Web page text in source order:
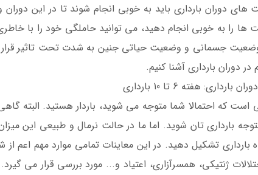
دوران بارداری باید به خوبی انجام شوند تا در این دوران
ها را به خوبی انجام دهید، می توانید حاملگی خود را با
جسمانی و وضعیت حیاتی جنین به شدت تحت تاثیر قرار
دوران بارداری آشنا کنیم.
هفته 6 تا 10 بارداری
زمانی است که احتمالا شما متوجه می شوید، باردار هستید.
بارداری تان شوید. اما ما در حالت نرمال و طبیعی این
بارداری تشکیل دهید. در این معاینات تمامی موارد مهم اعم
ژنتیکی، همسرآزاری، اعتیاد و... مورد بررسی قرار می